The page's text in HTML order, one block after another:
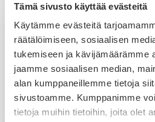
Tämä sivusto käyttää evästeitä
Käytämme evästeitä
räätälöimiseen, sosiaalisen
tukemiseen ja kävijämäärämme
jaamme sosiaalisen median,
alan kumppaneillemme tietoja
sivustoamme. Kumppanimme
tietoja muihin tietoihin, joita olet
Caius Manelius
Myynti
Sähköposti